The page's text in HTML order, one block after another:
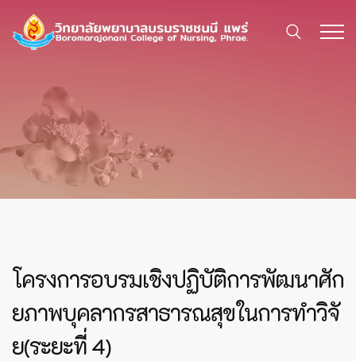
โครงการอบรมเชิงปฏิบัติการพัฒนาศัก
ยภาพบุคลากรสาธารณสุขในการทำวิจั
ย(ระยะที่ 4)